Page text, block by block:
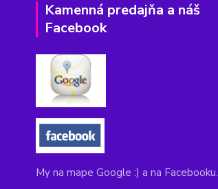
Kamenná predajňa a náš
Facebook
My na mape Google :) a na Facebooku.